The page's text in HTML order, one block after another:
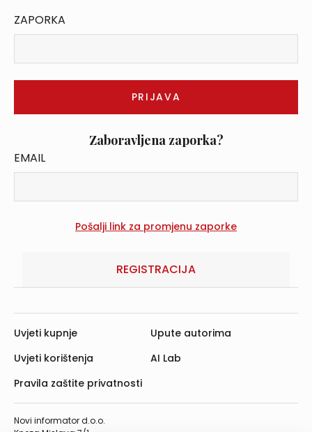
ZAPORKA
Zaboravljena zaporka?
EMAIL
REGISTRACIJA
Novi informator d.o.o.
Uvjeti kupnje
Uvjeti korištenja
Pravila zaštite privatnosti
Upute autorima
AI Lab